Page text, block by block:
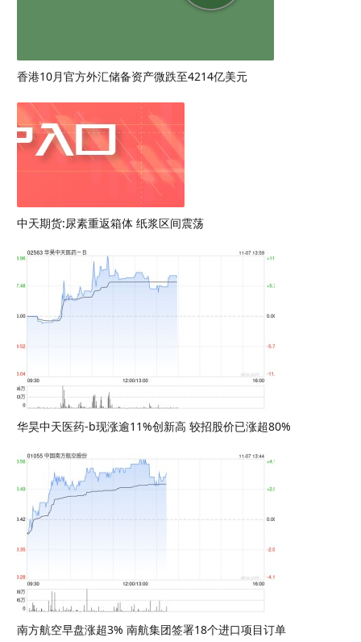
香港10月官方外汇储备资产微跌至4214亿美元
中天期货:尿素重返箱体 纸浆区间震荡
华昊中天医药-b现涨逾11%创新高 较招股价已涨超80%
南方航空早盘涨超3% 南航集团签署18个进口项目订单